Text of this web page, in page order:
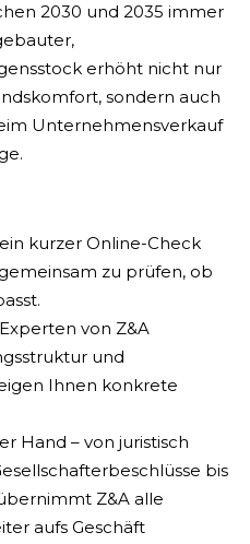
2030 und 2035 immer
erhöht nicht nur
sondern auch
Unternehmensverkauf
kurzer Online-Check
zu prüfen, ob
von Z&A
und
Ihnen konkrete
Hand – von juristisch
bis
Z&A alle
aufs Geschäft